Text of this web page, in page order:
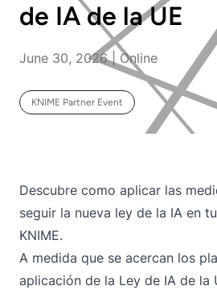
de IA de la UE
June 30, 2026 | Online
KNIME Partner Event
Descubre como aplicar las
seguir la nueva ley de la IA en
KNIME.
A medida que se acercan los
aplicación de la Ley de IA de la